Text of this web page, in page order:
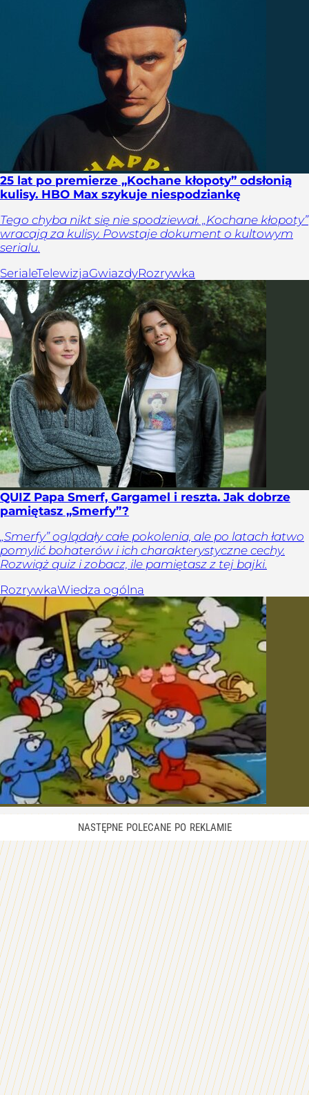
25 lat po premierze „Kochane kłopoty” odsłonią
kulisy. HBO Max szykuje niespodziankę
Tego chyba nikt się nie spodziewał. „Kochane kłopoty”
wracają za kulisy. Powstaje dokument o kultowym
serialu.
SerialeTelewizjaGwiazdyRozrywka
QUIZ Papa Smerf, Gargamel i reszta. Jak dobrze
pamiętasz „Smerfy”?
„Smerfy” oglądały całe pokolenia, ale po latach łatwo
pomylić bohaterów i ich charakterystyczne cechy.
Rozwiąż quiz i zobacz, ile pamiętasz z tej bajki.
RozrywkaWiedza ogólna